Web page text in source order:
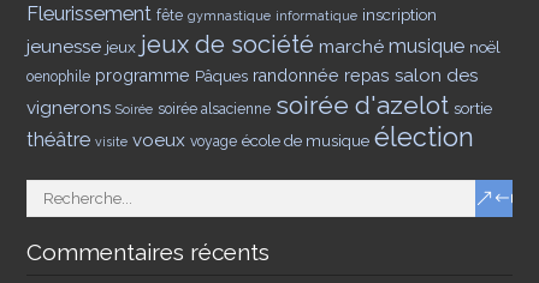
Fleurissement fête gymnastique informatique inscription
jeunesse jeux jeux de société marché musique noël
oenophile programme Pâques randonnée repas salon des
vignerons Soirée soirée alsacienne soirée d'azelot sortie
théâtre visite voeux voyage école de musique élection
Commentaires récents